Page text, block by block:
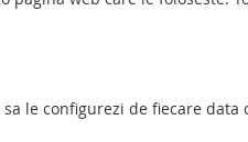
le configurezi de fiecare data